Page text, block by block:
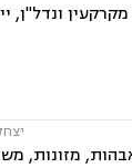
ונדל"ן,
יצחק בן צבי
מזונות,